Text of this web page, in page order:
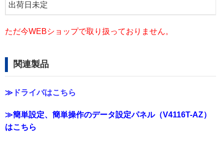
出荷日未定
ただ今WEBショップで取り扱っておりません。
関連製品
≫ ドライバはこちら
≫簡単設定、簡単操作のデータ設定パネル（V4116T-AZ）
はこちら